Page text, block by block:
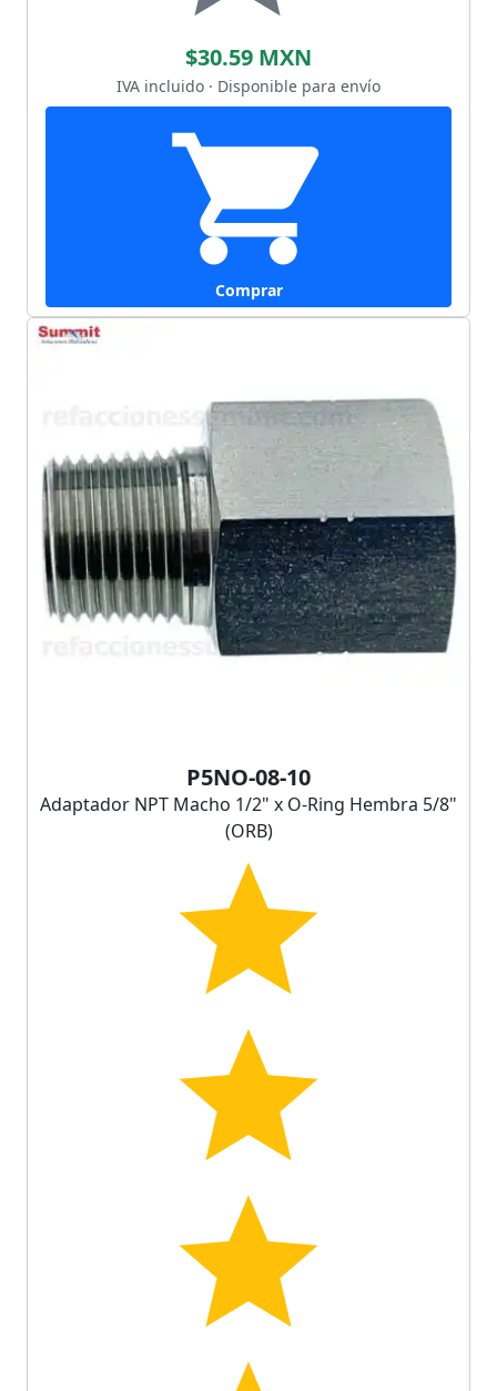
$30.59 MXN
IVA incluido · Disponible para envío
Comprar
P5NO-08-10
Adaptador NPT Macho 1/2" x O-Ring Hembra 5/8"
(ORB)